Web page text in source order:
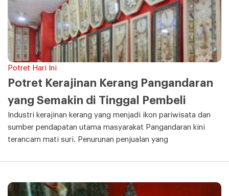
Potret Hari Ini
Potret Kerajinan Kerang Pangandaran
yang Semakin di Tinggal Pembeli
Industri kerajinan kerang yang menjadi ikon pariwisata dan
sumber pendapatan utama masyarakat Pangandaran kini
terancam mati suri. Penurunan penjualan yang